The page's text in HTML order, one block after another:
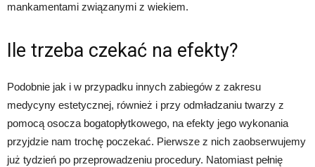
mankamentami związanymi z wiekiem.
Ile trzeba czekać na efekty?
Podobnie jak i w przypadku innych zabiegów z zakresu
medycyny estetycznej, również i przy odmładzaniu twarzy z
pomocą osocza bogatopłytkowego, na efekty jego wykonania
przyjdzie nam trochę poczekać. Pierwsze z nich zaobserwujemy
już tydzień po przeprowadzeniu procedury. Natomiast pełnię